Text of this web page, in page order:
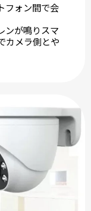
フォン間で会
ンが鳴りスマ
カメラ側とや